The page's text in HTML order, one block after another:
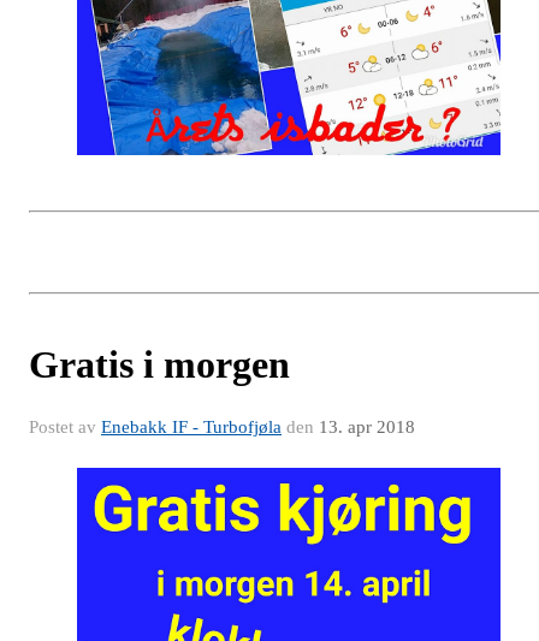
Gratis i morgen
Postet av Enebakk IF - Turbofjøla den 13. apr 2018